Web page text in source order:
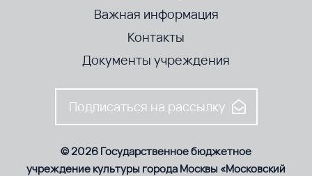
Важная информация
Контакты
Документы учреждения
Подписаться на рассылку
© 2026 Государственное бюджетное
учреждение культуры города Москвы «Московский